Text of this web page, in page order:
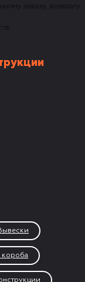
заказу, возврату
короба